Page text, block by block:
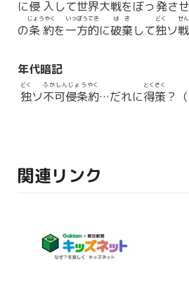
に侵入して世界大戦をぼっ発さ
の条約
じょうやく
を一方的
いっぽうてき
に破棄
はき
して独
どく
ソ
せ
年代暗記
独
どく
ソ不可侵条約
ふかしんじょうやく
…だれに得策
とくさく
？
関連リンク